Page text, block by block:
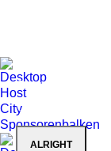
BBM
Sound: Ron
(Switzerland)
ALRIGHT